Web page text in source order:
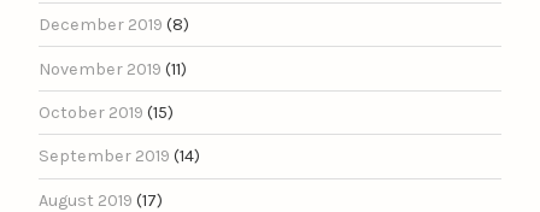
December 2019 (8)
November 2019 (11)
October 2019 (15)
September 2019 (14)
August 2019 (17)